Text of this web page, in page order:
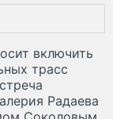
включить
трасс
Радаева